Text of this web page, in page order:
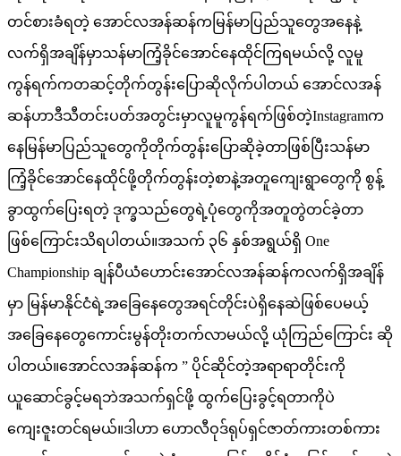
တင်စားခံရတဲ့ အောင်လအန်ဆန်ကမြန်မာပြည်သူတွေအနေနဲ့
လက်ရှိအချိန်မှာသန်မာကြံ့ခိုင်အောင်နေထိုင်ကြရမယ်လို့ လူမူ
ကွန်ရက်ကတဆင့်တိုက်တွန်းပြောဆိုလိုက်ပါတယ် အောင်လအန်
ဆန်ဟာဒီသီတင်းပတ်အတွင်းမှာလူမူကွန်ရက်ဖြစ်တဲ့Instagramက
နေမြန်မာပြည်သူတွေကိုတိုက်တွန်းပြောဆိုခဲ့တာဖြစ်ပြီးသန်မာ
ကြံ့ခိုင်အောင်နေထိုင်ဖို့တိုက်တွန်းတဲ့စာနဲ့အတူကျေးရွာတွေကို စွန့်
ခွာထွက်ပြေးရတဲ့ ဒုက္ခသည်တွေရဲ့ပုံတွေကိုအတူတွဲတင်ခဲ့တာ
ဖြစ်ကြောင်းသိရပါတယ်။အသက် ၃၆ နှစ်အရွယ်ရှိ One
Championship ချန်ပီယံဟောင်းအောင်လအန်ဆန်ကလက်ရှိအချိန်
မှာ မြန်မာနိုင်ငံရဲ့အခြေနေတွေအရင်တိုင်းပဲရှိနေဆဲဖြစ်ပေမယ့်
အခြေနေတွေကောင်းမွန်တိုးတက်လာမယ်လို့ ယုံကြည်ကြောင်း ဆို
ပါတယ်။အောင်လအန်ဆန်က ” ပိုင်ဆိုင်တဲ့အရာရာတိုင်းကို
ယူဆောင်ခွင့်မရဘဲအသက်ရှင်ဖို့ ထွက်ပြေးခွင့်ရတာကိုပဲ
ကျေးဇူးတင်ရမယ်။ဒါဟာ ဟောလီဝုဒ်ရုပ်ရှင်ဇာတ်ကားတစ်ကား